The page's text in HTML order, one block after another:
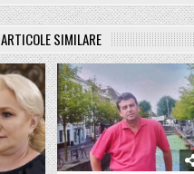
ARTICOLE SIMILARE